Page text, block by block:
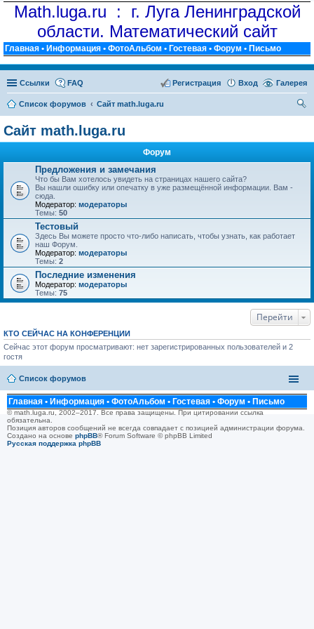
Math.luga.ru : г. Луга Ленинградской
области. Математический сайт
Главная • Информация • ФотоАльбом • Гостевая • Форум • Письмо
Ссылки Галерея
FAQ Вход
Регистрация
Список форумов
Сайт math.luga.ru
Сайт math.luga.ru
Форум
Предложения и замечания
Что бы Вам хотелось увидеть на страницах нашего сайта?
Вы нашли ошибку или опечатку в уже размещённой информации. Вам -
сюда.
Модератор: модераторы
Темы: 50
Тестовый
Здесь Вы можете просто что-либо написать, чтобы узнать, как работает
наш Форум.
Модератор: модераторы
Темы: 2
Последние изменения
Модератор: модераторы
Темы: 75
Перейти
КТО СЕЙЧАС НА КОНФЕРЕНЦИИ
Сейчас этот форум просматривают: нет зарегистрированных пользователей и 2
гостя
Список форумов
Главная • Информация • ФотоАльбом • Гостевая • Форум • Письмо
© math.luga.ru, 2002–2017. Все права защищены. При цитировании ссылка
обязательна.
Позиция авторов сообщений не всегда совпадает с позицией администрации форума.
Создано на основе phpBB® Forum Software © phpBB Limited
Русская поддержка phpBB